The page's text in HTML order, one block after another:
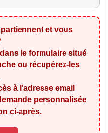
et vous
le formulaire situé
ou récupérez-les
à l'adresse email
personnalisée
ci-après.